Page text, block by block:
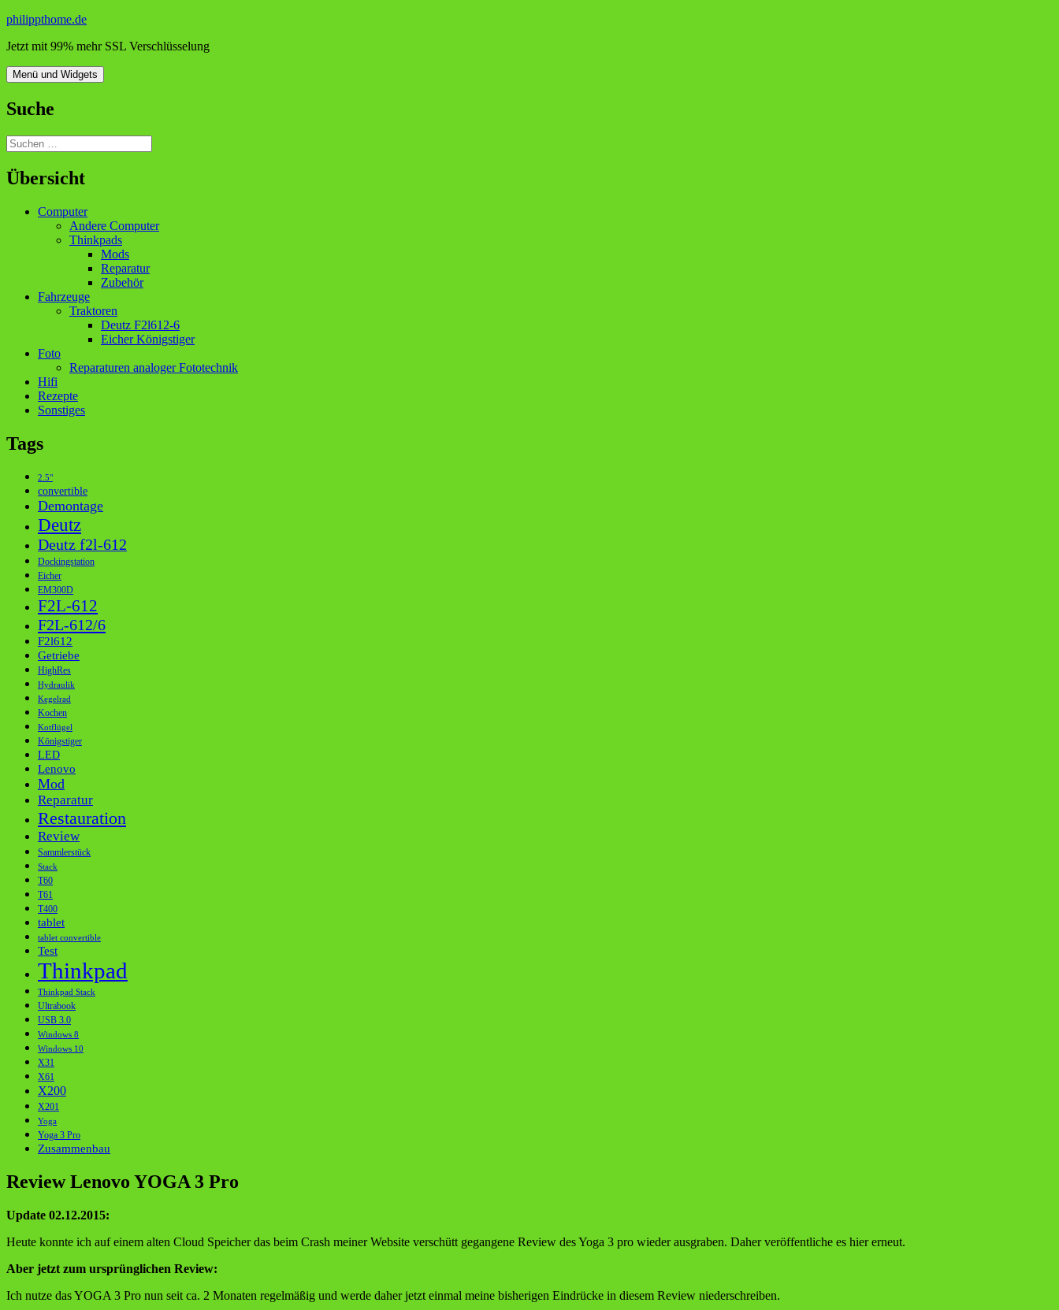
Zum
springen
philippthome.de
Jetzt mit 99% mehr SSL Verschlüsselung
Menü und Widgets
Suche
Suchen
nach:
Übersicht
Computer
Andere Computer
Thinkpads
Mods
Reparatur
Zubehör
Fahrzeuge
Traktoren
Deutz F2l612-6
Eicher Königstiger
Foto
Reparaturen analoger Fototechnik
Hifi
Rezepte
Sonstiges
Tags
2.5"
convertible
Demontage
Deutz
Deutz f2l-612
Dockingstation
Eicher
EM300D
F2L-612
F2L-612/6
F2l612
Getriebe
HighRes
Hydraulik
Kegelrad
Kochen
Kotflügel
Königstiger
LED
Lenovo
Mod
Reparatur
Restauration
Review
Sammlerstück
Stack
T60
T61
T400
tablet
tablet convertible
Test
Thinkpad
Thinkpad Stack
Ultrabook
USB 3.0
Windows 8
Windows 10
X31
X61
X200
X201
Yoga
Yoga 3 Pro
Zusammenbau
Review Lenovo YOGA 3 Pro
Update 02.12.2015:
Heute konnte ich auf einem alten Cloud Speicher das beim Crash meiner Website verschütt gegangene Review des Yoga 3 pro wieder ausgraben. Daher veröffentliche es hier erneut.
Aber jetzt zum ursprünglichen Review:
Ich nutze das YOGA 3 Pro nun seit ca. 2 Monaten regelmäßig und werde daher jetzt einmal meine bisherigen Eindrücke in diesem Review niederschreiben.